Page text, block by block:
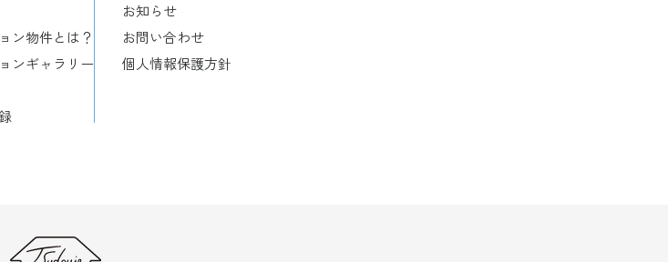
ン物件とは？
ンギャラリー
お知らせ
お問い合わせ
個人情報保護方針